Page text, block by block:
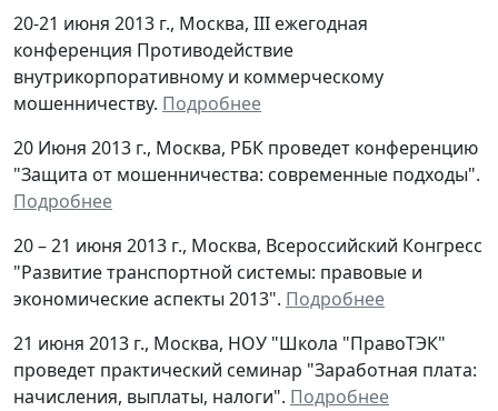
20-21 июня 2013 г., Москва, III ежегодная
конференция Противодействие
внутрикорпоративному и коммерческому
мошенничеству. Подробнее
20 Июня 2013 г., Москва, РБК проведет конференцию
"Защита от мошенничества: современные подходы".
Подробнее
20 – 21 июня 2013 г., Москва, Всероссийский Конгресс
"Развитие транспортной системы: правовые и
экономические аспекты 2013". Подробнее
21 июня 2013 г., Москва, НОУ "Школа "ПравоТЭК"
проведет практический семинар "Заработная плата:
начисления, выплаты, налоги". Подробнее